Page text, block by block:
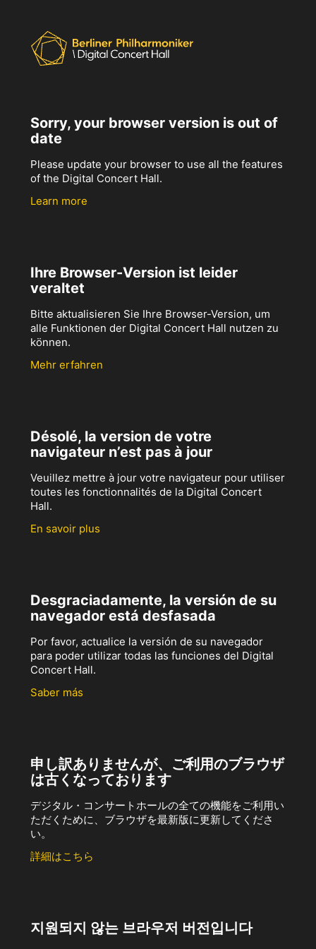
Sorry, your browser version is out of
date
Please update your browser to use all the features
of the Digital Concert Hall.
Learn more
Ihre Browser-Version ist leider
veraltet
Bitte aktualisieren Sie Ihre Browser-Version, um
alle Funktionen der Digital Concert Hall nutzen zu
können.
Mehr erfahren
Désolé, la version de votre
navigateur n’est pas à jour
Veuillez mettre à jour votre navigateur pour utiliser
toutes les fonctionnalités de la Digital Concert
Hall.
En savoir plus
Desgraciadamente, la versión de su
navegador está desfasada
Por favor, actualice la versión de su navegador
para poder utilizar todas las funciones del Digital
Concert Hall.
Saber más
申し訳ありませんが、ご利用のブラウザ
は古くなっております
デジタル・コンサートホールの全ての機能をご利用い
ただくために、ブラウザを最新版に更新してくださ
い。
詳細はこちら
지원되지 않는 브라우저 버전입니다